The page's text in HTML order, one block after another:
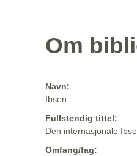
Om
Navn:
Ibsen
Fullstendig tittel:
Den internasjonale
Omfang/fag: